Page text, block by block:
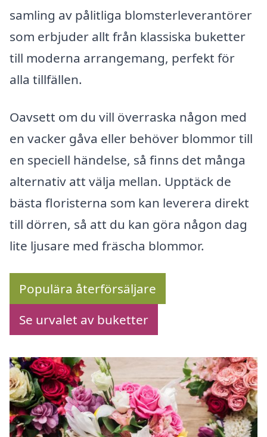
samling av pålitliga blomsterleverantörer
som erbjuder allt från klassiska buketter
till moderna arrangemang, perfekt för
alla tillfällen.
Oavsett om du vill överraska någon med
en vacker gåva eller behöver blommor till
en speciell händelse, så finns det många
alternativ att välja mellan. Upptäck de
bästa floristerna som kan leverera direkt
till dörren, så att du kan göra någon dag
lite ljusare med fräscha blommor.
Populära återförsäljare
Se urvalet av buketter